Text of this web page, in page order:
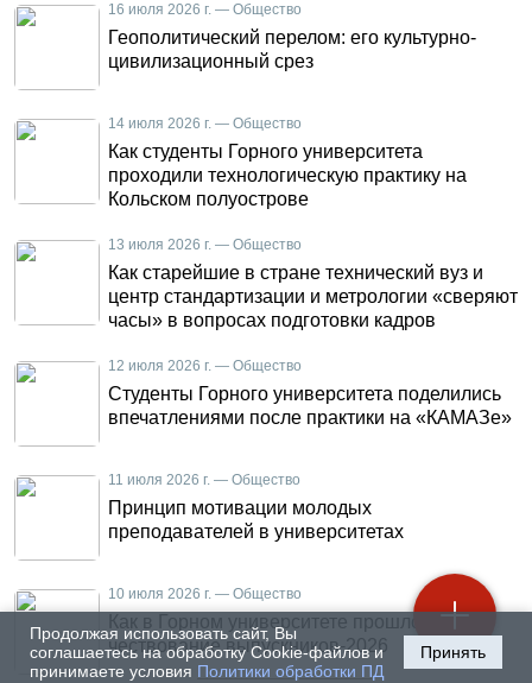
Продолжая использовать сайт, Вы
соглашаетесь на обработку Cookie-файлов и
принимаете условия Политики обработки ПД
Принять
16 июля 2026 г. — Общество
Геополитический перелом: его культурно-
цивилизационный срез
14 июля 2026 г. — Общество
Как студенты Горного университета
проходили технологическую практику на
Кольском полуострове
13 июля 2026 г. — Общество
Как старейшие в стране технический вуз и
центр стандартизации и метрологии «сверяют
часы» в вопросах подготовки кадров
12 июля 2026 г. — Общество
Студенты Горного университета поделились
впечатлениями после практики на «КАМАЗе»
11 июля 2026 г. — Общество
Принцип мотивации молодых
преподавателей в университетах
10 июля 2026 г. — Общество
Как в Горном университете прошло
чествование выпускников-2026